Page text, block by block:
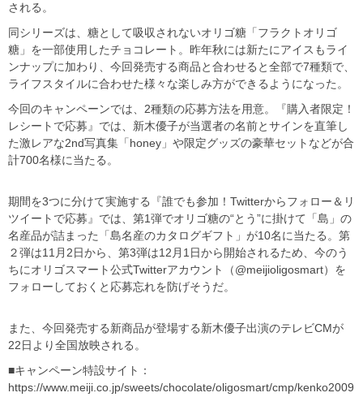
される。
同シリーズは、糖として吸収されないオリゴ糖「フラクトオリゴ
糖」を一部使用したチョコレート。昨年秋には新たにアイスもライ
ンナップに加わり、今回発売する商品と合わせると全部で7種類で、
ライフスタイルに合わせた様々な楽しみ方ができるようになった。
今回のキャンペーンでは、2種類の応募方法を用意。『購入者限定！
レシートで応募』では、新木優子が当選者の名前とサインを直筆し
た激レアな2nd写真集「honey」や限定グッズの豪華セットなどが合
計700名様に当たる。
期間を3つに分けて実施する『誰でも参加！Twitterからフォロー＆リ
ツイートで応募』では、第1弾でオリゴ糖の“とう”に掛けて「島」の
名産品が詰まった「島名産のカタログギフト」が10名に当たる。第
２弾は11月2日から、第3弾は12月1日から開始されるため、今のう
ちにオリゴスマート公式Twitterアカウント（@meijioligosmart）を
フォローしておくと応募忘れを防げそうだ。
また、今回発売する新商品が登場する新木優子出演のテレビCMが
22日より全国放映される。
■キャンペーン特設サイト：
https://www.meiji.co.jp/sweets/chocolate/oligosmart/cmp/kenko2009